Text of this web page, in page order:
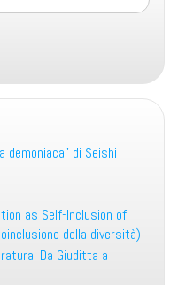
di Seishi
as Self-Inclusion of
della diversità)
Da Giuditta a